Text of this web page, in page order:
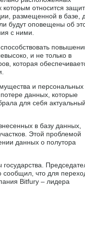
относится
размещенной в базе,
будут оповещены об
с ними.
и не только в
которая
и персональных
данных, которые
для себя актуальный
в базу данных,
Этой проблемой
данных о полутора
сообщил, что для
Bitfury – лидера